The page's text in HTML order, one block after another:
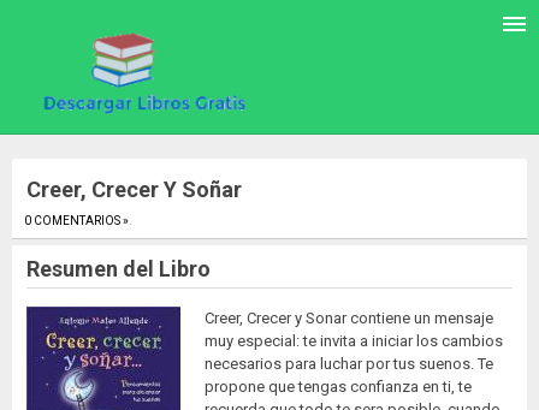
Creer, Crecer Y Soñar
0 COMENTARIOS ».
Resumen del Libro
Creer, Crecer y Sonar contiene un mensaje
muy especial: te invita a iniciar los cambios
necesarios para luchar por tus suenos. Te
propone que tengas confianza en ti, te